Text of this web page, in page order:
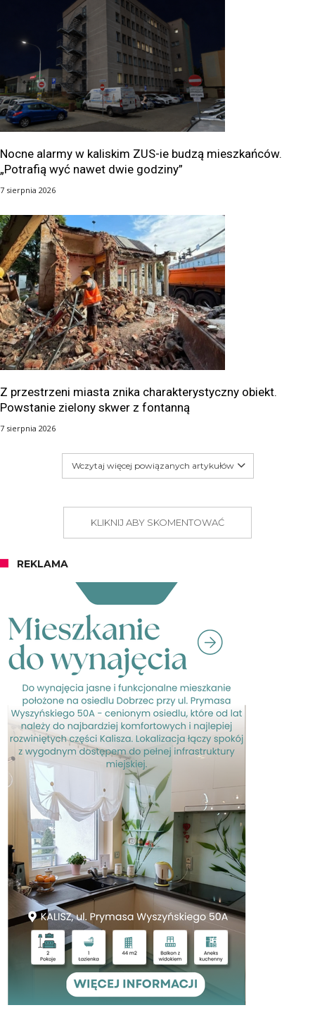
Nocne alarmy w kaliskim ZUS-ie budzą mieszkańców.
„Potrafią wyć nawet dwie godziny”
7 sierpnia 2026
Z przestrzeni miasta znika charakterystyczny obiekt.
Powstanie zielony skwer z fontanną
7 sierpnia 2026
Wczytaj więcej powiązanych artykułów
KLIKNIJ ABY SKOMENTOWAĆ
REKLAMA